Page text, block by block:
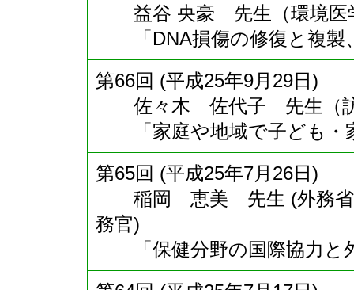
益谷 央豪 先生（環境医学
「DNA損傷の修復と複製
第66回 (平成25年9月29日)
佐々木 佐代子 先生（訪
「家庭や地域で子ども・
第65回 (平成25年7月26日)
稲岡 恵美 先生 (外務省
務官)
「保健分野の国際協力と